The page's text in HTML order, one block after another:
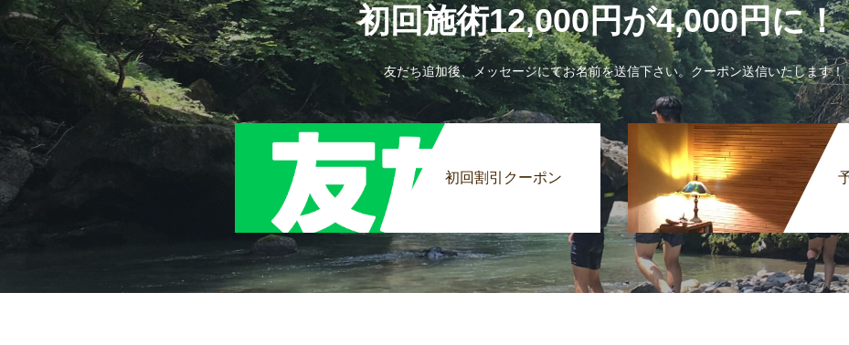
初回施術12,000円が4,000円に！
友だち追加後、メッセージにてお名前を送信下さい。クーポン送信いたします！
初回割引クーポン